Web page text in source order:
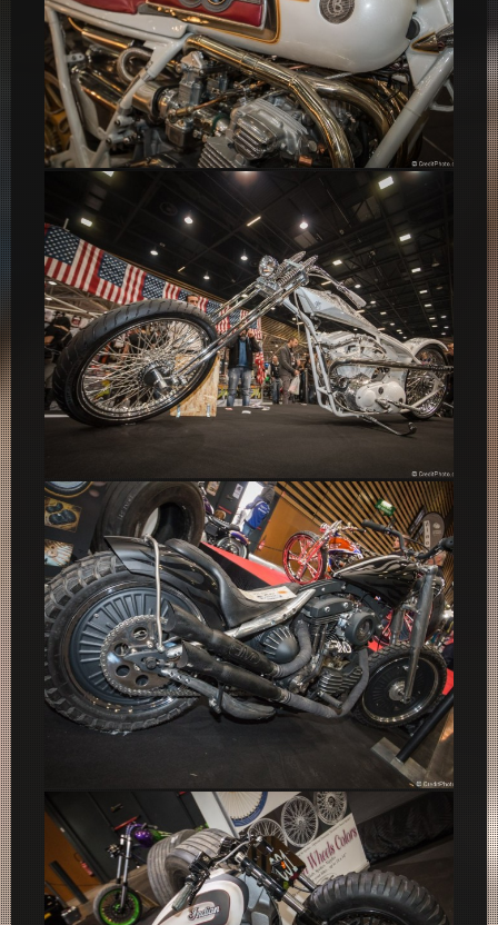
Madiba Café Racer
Black Custom
Queen of California – Salon du 2 Roues Lyon 2015